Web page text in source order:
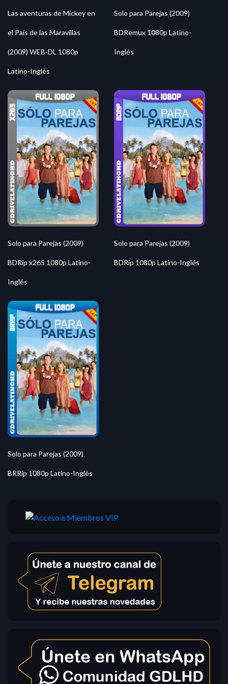
Las aventuras de Mickey en
el País de las Maravillas
(2009) WEB-DL 1080p
Latino-Inglés
Solo para Parejas (2009)
BDRemux 1080p Latino-
Inglés
Solo para Parejas (2009)
BDRip x265 1080p Latino-
Inglés
Solo para Parejas (2009)
BDRip 1080p Latino-Inglés
Solo para Parejas (2009)
BRRip 1080p Latino-Inglés